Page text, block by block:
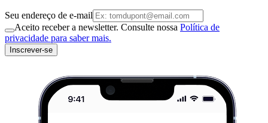
Seu endereço de e-mail
Aceito receber a newsletter. Consulte nossa Política de
privacidade para saber mais.
Inscrever-se